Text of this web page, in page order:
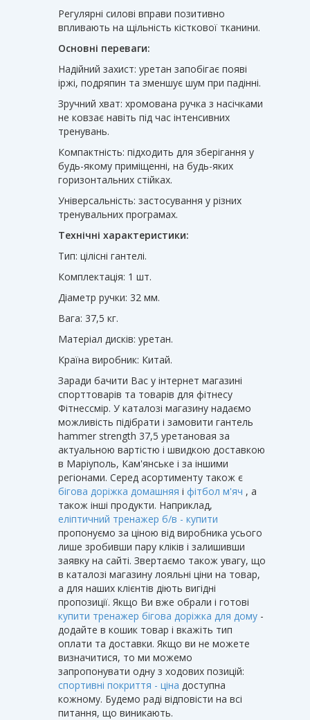
Регулярні силові вправи позитивно
впливають на щільність кісткової тканини.
Основні переваги:
Надійний захист: уретан запобігає появі
іржі, подряпин та зменшує шум при падінні.
Зручний хват: хромована ручка з насічками
не ковзає навіть під час інтенсивних
тренувань.
Компактність: підходить для зберігання у
будь-якому приміщенні, на будь-яких
горизонтальних стійках.
Універсальність: застосування у різних
тренувальних програмах.
Технічні характеристики:
Тип: цілісні гантелі.
Комплектація: 1 шт.
Діаметр ручки: 32 мм.
Вага: 37,5 кг.
Матеріал дисків: уретан.
Країна виробник: Китай.
Заради бачити Вас у інтернет магазині
спорттоварів та товарів для фітнесу
Фітнессмір. У каталозі магазину надаємо
можливість підібрати і замовити гантель
hammer strength 37,5 уретановая за
актуальною вартістю і швидкою доставкою
в Маріуполь, Кам'янське і за іншими
регіонами. Серед асортименту також є
бігова доріжка домашняя і фітбол м'яч , а
також інші продукти. Наприклад,
еліптичний тренажер б/в - купити
пропонуємо за ціною від виробника усього
лише зробивши пару кліків і залишивши
заявку на сайті. Звертаємо також увагу, що
в каталозі магазину лояльні ціни на товар,
а для наших клієнтів діють вигідні
пропозиції. Якщо Ви вже обрали і готові
купити тренажер бігова доріжка для дому -
додайте в кошик товар і вкажіть тип
оплати та доставки. Якщо ви не можете
визначитися, то ми можемо
запропонувати одну з ходових позицій:
спортивні покриття - ціна доступна
кожному. Будемо раді відповісти на всі
питання, що виникають.